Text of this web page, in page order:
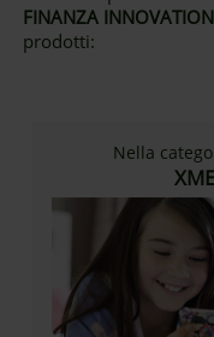
FINANZA
prodotti:
Nella